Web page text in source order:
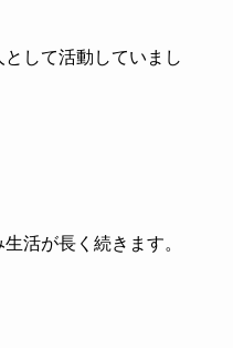
して活動していまし
活が長く続きます。